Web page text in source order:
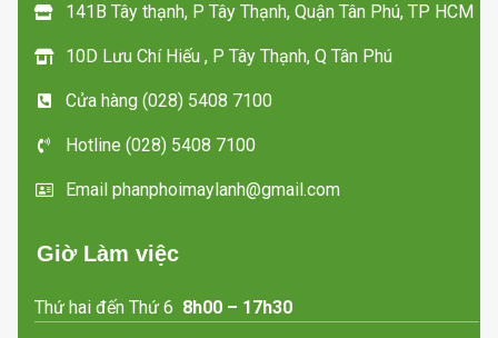
141B Tây thạnh, P Tây Thạnh, Quận Tân Phú, TP HCM
10D Lưu Chí Hiếu , P Tây Thạnh, Q Tân Phú
Cửa hàng (028) 5408 7100
Hotline (028) 5408 7100
Email phanphoimaylanh@gmail.com
Giờ Làm việc
Thứ hai đến Thứ 6 8h00 – 17h30